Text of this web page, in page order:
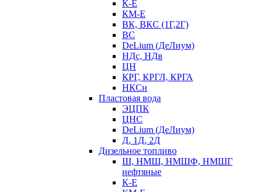
К-Е
КМ-Е
ВК, ВКС (1Г,2Г)
ВС
DeLium (ДеЛиум)
НДс, НДв
ЦН
КРГ, КРГЛ, КРГА
НКСн
Пластовая вода
ЭЦПК
ЦНС
DeLium (ДеЛиум)
Д, 1Д, 2Д
Дизельное топливо
Ш, НМШ, НМШФ, НМШГ
нефтяные
К-Е